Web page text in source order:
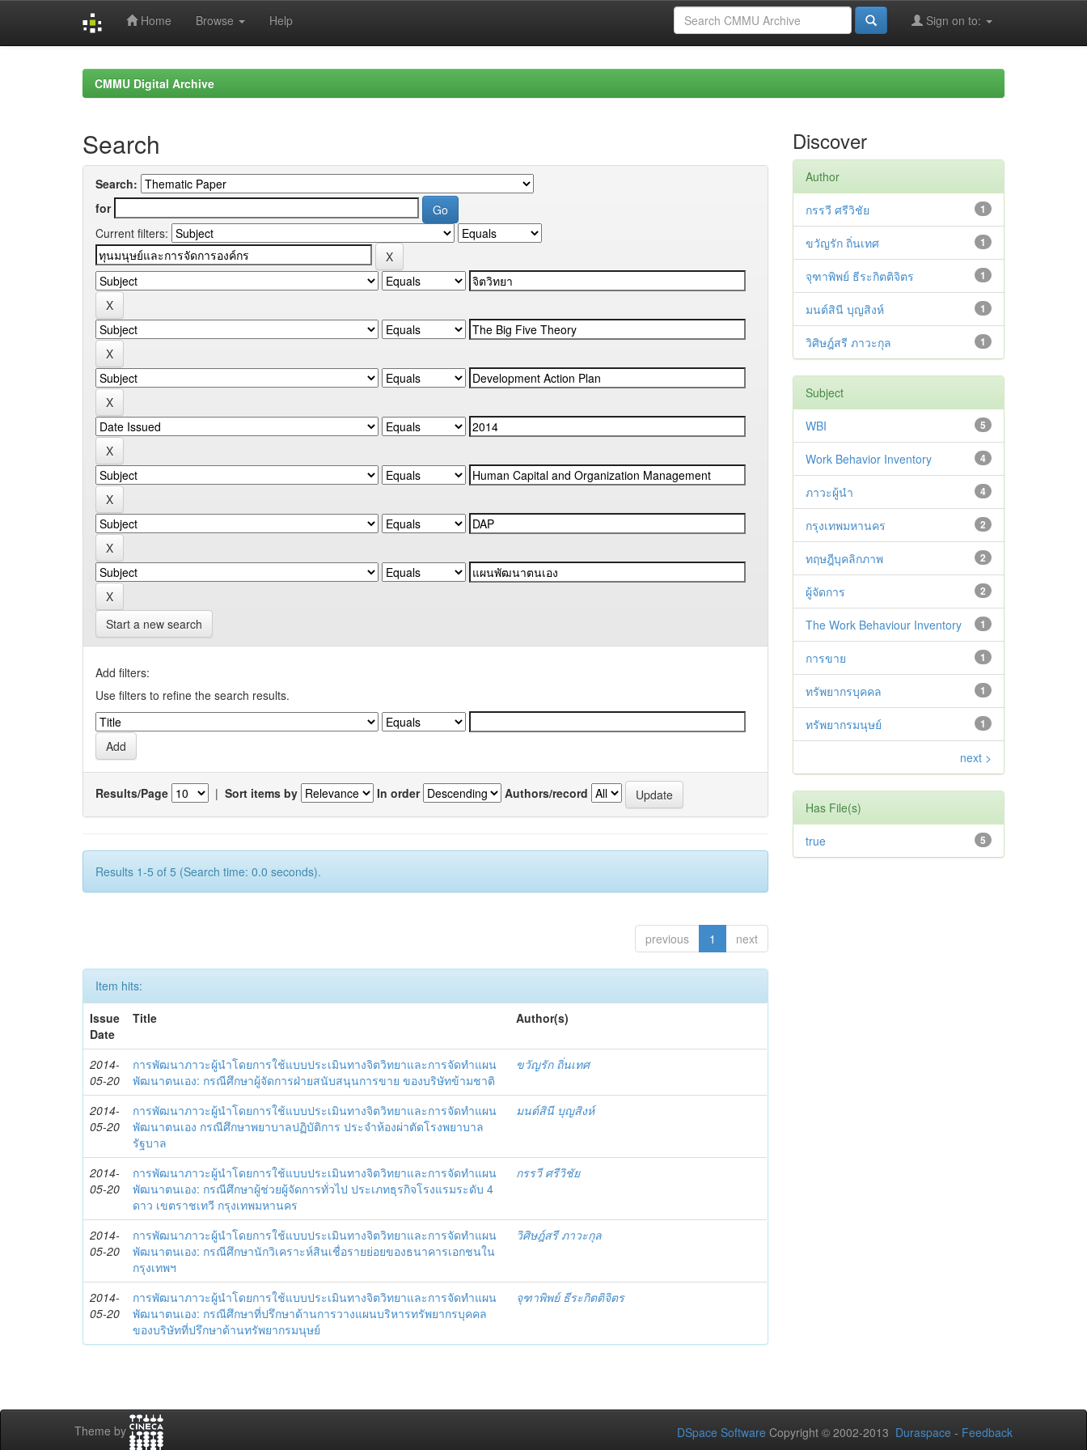
Home Browse Help Sign on to:
CMMU Digital Archive
Search
Search:
for
Current filters:
Start a new search
Add filters:
Use filters to refine the search results.
Results/Page | Sort items by In order Authors/record
Results 1-5 of 5 (Search time: 0.0 seconds).
previous 1 next
Item hits:
Issue
Date
Title Author(s)
2014-
05-20
การพัฒนาภาวะผู้นำโดยการใช้แบบประเมินทางจิตวิทยาและการจัดทำแผน
พัฒนาตนเอง: กรณีศึกษาผู้จัดการฝ่ายสนับสนุนการขาย ของบริษัทข้ามชาติ
ขวัญรัก ถิ่นเทศ
2014-
05-20
การพัฒนาภาวะผู้นำโดยการใช้แบบประเมินทางจิตวิทยาและการจัดทำแผน
พัฒนาตนเอง กรณีศึกษาพยาบาลปฏิบัติการ ประจำห้องผ่าตัดโรงพยาบาล
รัฐบาล
มนต์สินี บุญสิงห์
2014-
05-20
การพัฒนาภาวะผู้นำโดยการใช้แบบประเมินทางจิตวิทยาและการจัดทำแผน
พัฒนาตนเอง: กรณีศึกษาผู้ช่วยผู้จัดการทั่วไป ประเภทธุรกิจโรงแรมระดับ 4
ดาว เขตราชเทวี กรุงเทพมหานคร
กรรวี ศรีวิชัย
2014-
05-20
การพัฒนาภาวะผู้นำโดยการใช้แบบประเมินทางจิตวิทยาและการจัดทำแผน
พัฒนาตนเอง: กรณีศึกษานักวิเคราะห์สินเชื่อรายย่อยของธนาคารเอกชนใน
กรุงเทพฯ
วิศิษฎ์สรี ภาวะกุล
2014-
05-20
การพัฒนาภาวะผู้นำโดยการใช้แบบประเมินทางจิตวิทยาและการจัดทำแผน
พัฒนาตนเอง: กรณีศึกษาที่ปรึกษาด้านการวางแผนบริหารทรัพยากรบุคคล
ของบริษัทที่ปรึกษาด้านทรัพยากรมนุษย์
จุฑาพิพย์ ธีระกิตติจิตร
Discover
Author
1
กรรวี ศรีวิชัย
1
ขวัญรัก ถิ่นเทศ
1
จุฑาพิพย์ ธีระกิตติจิตร
1
มนต์สินี บุญสิงห์
1
วิศิษฎ์สรี ภาวะกุล
Subject
5
WBI
4
Work Behavior Inventory
4
ภาวะผู้นำ
2
กรุงเทพมหานคร
2
ทฤษฎีบุคลิกภาพ
2
ผู้จัดการ
1
The Work Behaviour Inventory
1
การขาย
1
ทรัพยากรบุคคล
1
ทรัพยากรมนุษย์
next >
Has File(s)
5
true
Theme by DSpace Software Copyright © 2002-2013 Duraspace - Feedback